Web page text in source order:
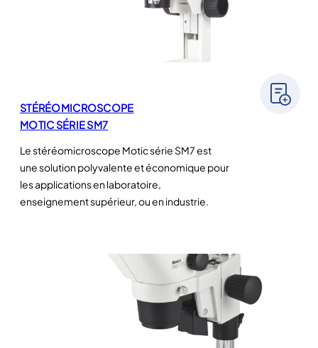
STÉRÉOMICROSCOPE
MOTIC SÉRIE SM7
Le stéréomicroscope Motic série SM7 est
une solution polyvalente et économique pour
les applications en laboratoire,
enseignement supérieur, ou en industrie.